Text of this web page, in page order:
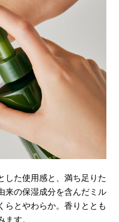
した使用感と、満ち足りた
来の保湿成分を含んだミル
らとやわらか。香りととも
す。